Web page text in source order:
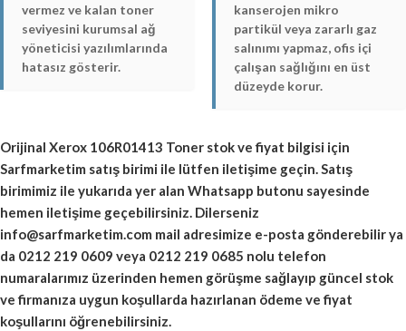
vermez ve kalan toner
seviyesini kurumsal ağ
yöneticisi yazılımlarında
hatasız gösterir.
kanserojen mikro
partikül veya zararlı gaz
salınımı yapmaz, ofis içi
çalışan sağlığını en üst
düzeyde korur.
Orijinal Xerox 106R01413 Toner stok ve fiyat bilgisi için
Sarfmarketim satış birimi ile lütfen iletişime geçin. Satış
birimimiz ile yukarıda yer alan Whatsapp butonu sayesinde
hemen iletişime geçebilirsiniz. Dilerseniz
info@sarfmarketim.com mail adresimize e-posta gönderebilir ya
da 0212 219 0609 veya 0212 219 0685 nolu telefon
numaralarımız üzerinden hemen görüşme sağlayıp güncel stok
ve firmanıza uygun koşullarda hazırlanan ödeme ve fiyat
koşullarını öğrenebilirsiniz.